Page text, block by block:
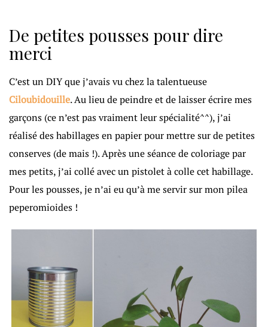
De petites pousses pour dire
merci
C’est un DIY que j’avais vu chez la talentueuse
Ciloubidouille. Au lieu de peindre et de laisser écrire mes
garçons (ce n’est pas vraiment leur spécialité^^), j’ai
réalisé des habillages en papier pour mettre sur de petites
conserves (de mais !). Après une séance de coloriage par
mes petits, j’ai collé avec un pistolet à colle cet habillage.
Pour les pousses, je n’ai eu qu’à me servir sur mon pilea
peperomioides !